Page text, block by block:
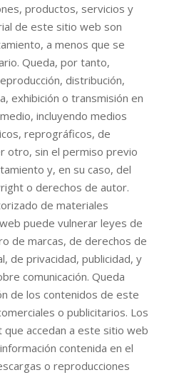
productos, servicios y
de este sitio web son
a menos que se
Queda, por tanto,
distribución,
exhibición o transmisión en
incluyendo medios
reprográficos, de
otro, sin el permiso previo
y, en su caso, del
o derechos de autor.
de materiales
puede vulnerar leyes de
de marcas, de derechos de
de privacidad, publicidad, y
comunicación. Queda
de los contenidos de este
o publicitarios. Los
accedan a este sitio web
contenida en el
o reproducciones